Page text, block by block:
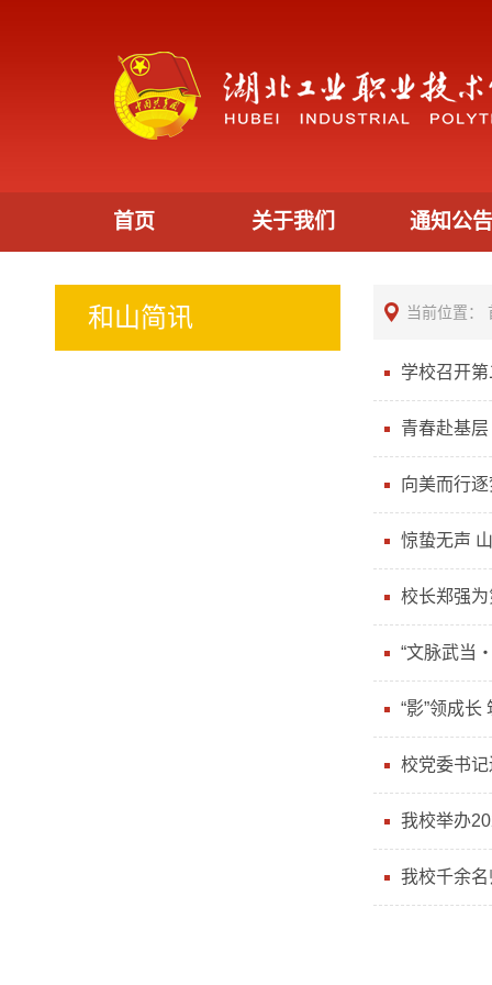
首页 关于我们 通知公
和山简讯 当前位置：
学校召开
青春赴基
向美而行
惊蛰无声
校长郑强为
“文脉武当
“影”领成
校党委书记
我校举办
我校千余